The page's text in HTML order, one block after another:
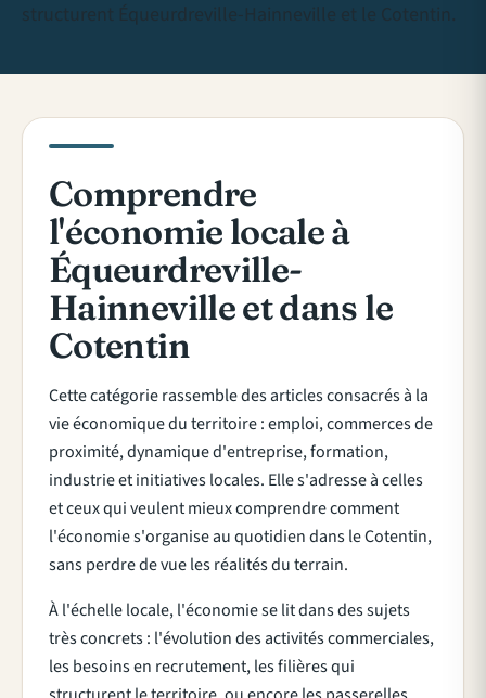
structurent Équeurdreville-Hainneville et le Cotentin.
Comprendre
l'économie locale à
Équeurdreville-
Hainneville et dans le
Cotentin
Cette catégorie rassemble des articles consacrés à la
vie économique du territoire : emploi, commerces de
proximité, dynamique d'entreprise, formation,
industrie et initiatives locales. Elle s'adresse à celles
et ceux qui veulent mieux comprendre comment
l'économie s'organise au quotidien dans le Cotentin,
sans perdre de vue les réalités du terrain.
À l'échelle locale, l'économie se lit dans des sujets
très concrets : l'évolution des activités commerciales,
les besoins en recrutement, les filières qui